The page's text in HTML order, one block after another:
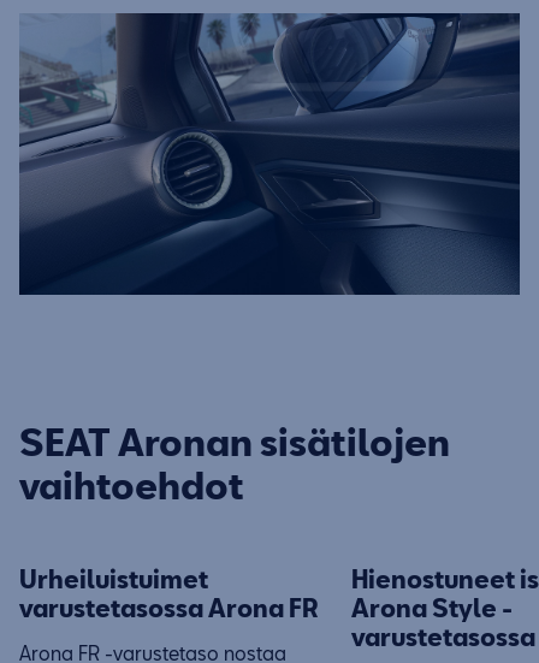
SEAT Aronan sisätilojen
vaihtoehdot
Urheiluistuimet
varustetasossa Arona FR
Arona FR -varustetaso nostaa
Hienostuneet
Arona Style -
varustetasossa